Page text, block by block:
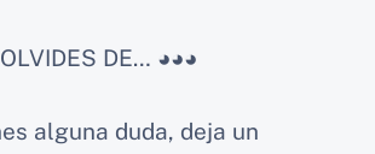
DE… ◕◕◕
alguna duda, deja un